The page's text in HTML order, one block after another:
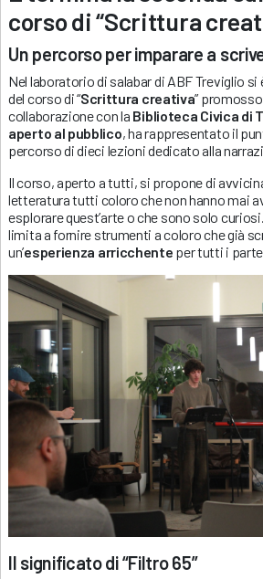
corso di “Scrittura
Un percorso per imparare a
Nel laboratorio di salabar di ABF Treviglio
del corso di “Scrittura creativa”
collaborazione con la Biblioteca Civica di
aperto al pubblico, ha rappresentato il
percorso di dieci lezioni dedicato alla
Il corso, aperto a tutti, si propone di
letteratura tutti coloro che non hanno mai
esplorare quest’arte o che sono solo
limita a fornire strumenti a coloro che già
un’esperienza arricchente per tutti i
Il significato di “Filtro 65”